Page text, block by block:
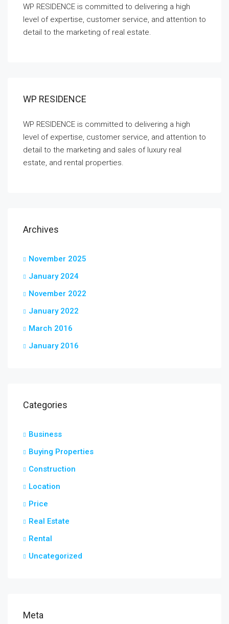
WP RESIDENCE is committed to delivering a high
level of expertise, customer service, and attention to
detail to the marketing of real estate.
WP RESIDENCE
WP RESIDENCE is committed to delivering a high
level of expertise, customer service, and attention to
detail to the marketing and sales of luxury real
estate, and rental properties.
Archives
November 2025
January 2024
November 2022
January 2022
March 2016
January 2016
Categories
Business
Buying Properties
Construction
Location
Price
Real Estate
Rental
Uncategorized
Meta